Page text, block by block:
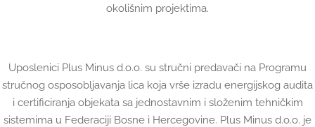
okolišnim projektima.
Uposlenici Plus Minus d.o.o. su stručni predavači na Programu
stručnog osposobljavanja lica koja vrše izradu energijskog audita
i certificiranja objekata sa jednostavnim i složenim tehničkim
sistemima u Federaciji Bosne i Hercegovine. Plus Minus d.o.o. je